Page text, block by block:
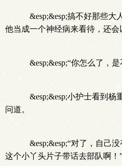
&esp;&esp;搞不好那些大
他当成一个神经病来看待，还会
&esp;&esp;“你怎么了，
&esp;&esp;小护士看到杨
问道。
&esp;&esp;“对了，自己
这个小丫头片子带话去部队啊！